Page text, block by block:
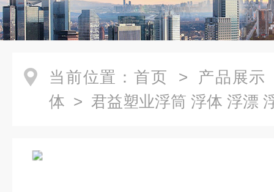
当前位置： 首页 > 产品展示
体 > 君益塑业浮筒 浮体 浮漂